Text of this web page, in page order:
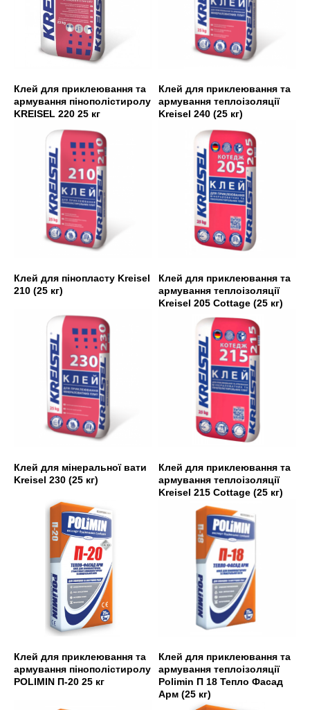
Клей для приклеювання та
армування пінополістиролу
KREISEL 220 25 кг
Клей для приклеювання та
армування теплоізоляції
Kreisel 240 (25 кг)
Клей для пінопласту Kreisel
210 (25 кг)
Клей для приклеювання та
армування теплоізоляції
Kreisel 205 Cottage (25 кг)
Клей для мінеральної вати
Kreisel 230 (25 кг)
Клей для приклеювання та
армування теплоізоляції
Kreisel 215 Cottage (25 кг)
Клей для приклеювання та
армування пінополістиролу
POLIMIN П-20 25 кг
Клей для приклеювання та
армування теплоізоляції
Polimin П 18 Тепло Фасад
Арм (25 кг)